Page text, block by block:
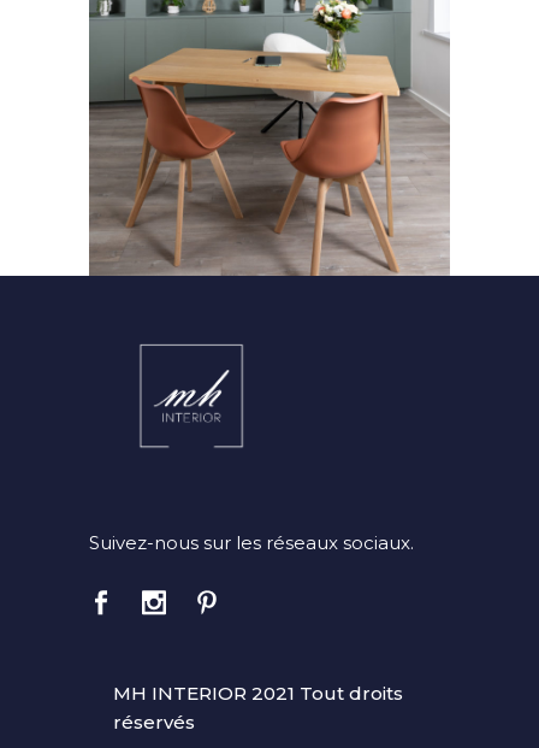
Suivez-nous sur les réseaux sociaux.
MH INTERIOR 2021 Tout droits
réservés